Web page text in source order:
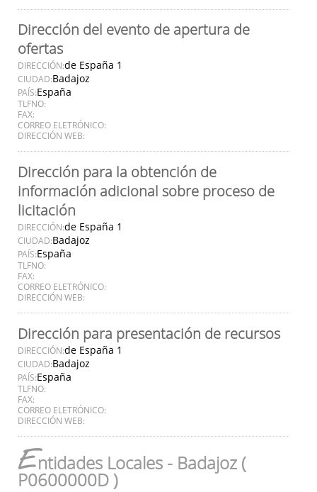
Dirección del evento de apertura de
ofertas
DIRECCIÓN:de España 1
CIUDAD:Badajoz
PAÍS:España
TLFNO:
FAX:
CORREO ELETRÓNICO:
DIRECCIÓN WEB:
Dirección para la obtención de
información adicional sobre proceso de
licitación
DIRECCIÓN:de España 1
CIUDAD:Badajoz
PAÍS:España
TLFNO:
FAX:
CORREO ELETRÓNICO:
DIRECCIÓN WEB:
Dirección para presentación de recursos
DIRECCIÓN:de España 1
CIUDAD:Badajoz
PAÍS:España
TLFNO:
FAX:
CORREO ELETRÓNICO:
DIRECCIÓN WEB:
Entidades Locales - Badajoz (
P0600000D )